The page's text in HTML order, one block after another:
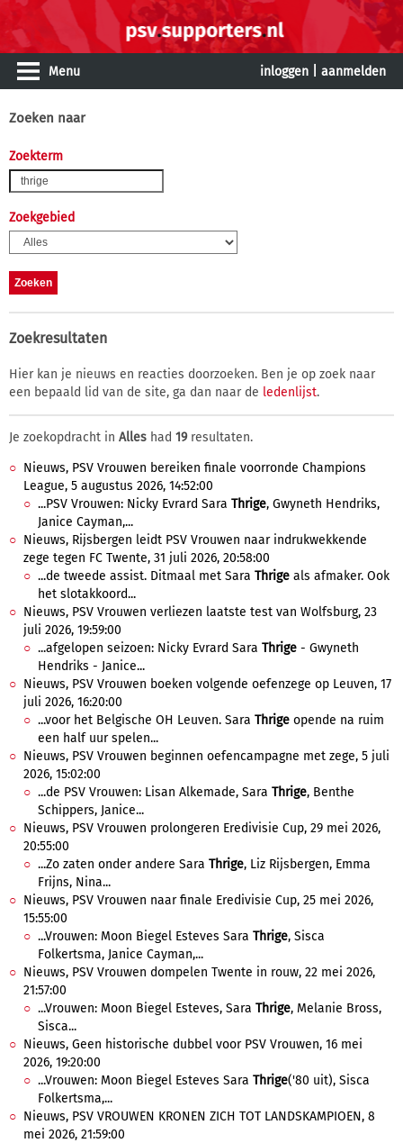
Menu inloggen aanmelden
Zoeken naar
Zoekterm
Zoekgebied
Zoekresultaten
Hier kan je nieuws en reacties doorzoeken. Ben je op zoek naar
een bepaald lid van de site, ga dan naar de ledenlijst.
Je zoekopdracht in Alles had 19resultaten.
Nieuws, PSV Vrouwen bereiken finale voorronde Champions
League, 5 augustus 2026, 14:52:00
...PSV Vrouwen: Nicky Evrard Sara Thrige, Gwyneth Hendriks,
Janice Cayman,...
Nieuws, Rijsbergen leidt PSV Vrouwen naar indrukwekkende
zege tegen FC Twente, 31 juli 2026, 20:58:00
...de tweede assist. Ditmaal met Sara Thrige als afmaker. Ook
het slotakkoord...
Nieuws, PSV Vrouwen verliezen laatste test van Wolfsburg, 23
juli 2026, 19:59:00
...afgelopen seizoen: Nicky Evrard Sara Thrige - Gwyneth
Hendriks - Janice...
Nieuws, PSV Vrouwen boeken volgende oefenzege op Leuven, 17
juli 2026, 16:20:00
...voor het Belgische OH Leuven. Sara Thrige opende na ruim
een half uur spelen...
Nieuws, PSV Vrouwen beginnen oefencampagne met zege, 5 juli
2026, 15:02:00
...de PSV Vrouwen: Lisan Alkemade, Sara Thrige, Benthe
Schippers, Janice...
Nieuws, PSV Vrouwen prolongeren Eredivisie Cup, 29 mei 2026,
20:55:00
...Zo zaten onder andere Sara Thrige, Liz Rijsbergen, Emma
Frijns, Nina...
Nieuws, PSV Vrouwen naar finale Eredivisie Cup, 25 mei 2026,
15:55:00
...Vrouwen: Moon Biegel Esteves Sara Thrige, Sisca
Folkertsma, Janice Cayman,...
Nieuws, PSV Vrouwen dompelen Twente in rouw, 22 mei 2026,
21:57:00
...Vrouwen: Moon Biegel Esteves, Sara Thrige, Melanie Bross,
Sisca...
Nieuws, Geen historische dubbel voor PSV Vrouwen, 16 mei
2026, 19:20:00
...Vrouwen: Moon Biegel Esteves Sara Thrige('80 uit), Sisca
Folkertsma,...
Nieuws, PSV VROUWEN KRONEN ZICH TOT LANDSKAMPIOEN, 8
mei 2026, 21:59:00